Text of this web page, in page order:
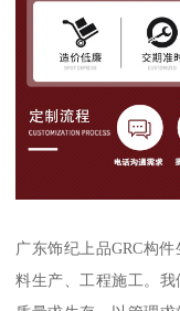
广东饰纪上品GRC构
料生产、工程施工。